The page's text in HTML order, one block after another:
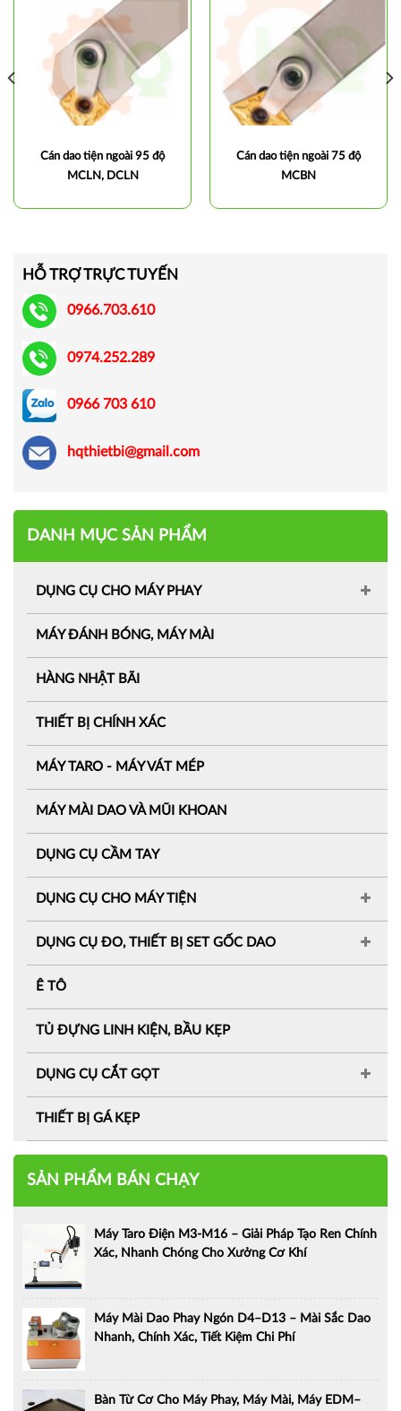
Cán dao tiện ngoài 95 độ
MCLN, DCLN
Cán dao tiện ngoài 75 độ
MCBN
HỖ TRỢ TRỰC TUYẾN
0966.703.610
0974.252.289
0966 703 610
hqthietbi@gmail.com
DANH MỤC SẢN PHẨM
DỤNG CỤ CHO MÁY PHAY
MÁY ĐÁNH BÓNG, MÁY MÀI
HÀNG NHẬT BÃI
THIẾT BỊ CHÍNH XÁC
MÁY TARO - MÁY VÁT MÉP
MÁY MÀI DAO VÀ MŨI KHOAN
DỤNG CỤ CẦM TAY
DỤNG CỤ CHO MÁY TIỆN
DỤNG CỤ ĐO, THIẾT BỊ SET GỐC DAO
Ê TÔ
TỦ ĐỰNG LINH KIỆN, BẦU KẸP
DỤNG CỤ CẮT GỌT
THIẾT BỊ GÁ KẸP
SẢN PHẨM BÁN CHẠY
Máy Taro Điện M3-M16 – Giải Pháp Tạo Ren Chính
Xác, Nhanh Chóng Cho Xưởng Cơ Khí
Máy Mài Dao Phay Ngón D4–D13 – Mài Sắc Dao
Nhanh, Chính Xác, Tiết Kiệm Chi Phí
Bàn Từ Cơ Cho Máy Phay, Máy Mài, Máy EDM–